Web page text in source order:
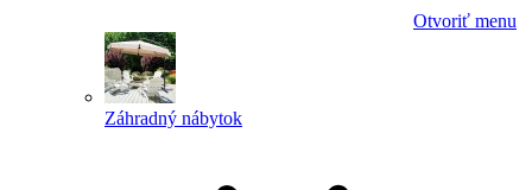
Otvoriť menu
Záhradný nábytok